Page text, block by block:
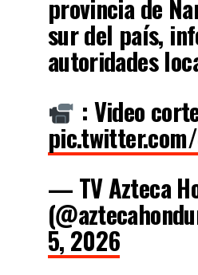
provincia de
sur del país,
autoridades
: Video
— TV Azteca
5, 2026